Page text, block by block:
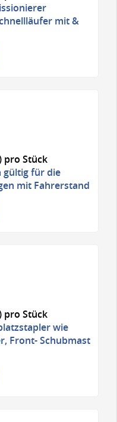
mit &
pro Stück
gültig für die
mit Fahrerstand
pro Stück
wie
Front- Schubmast